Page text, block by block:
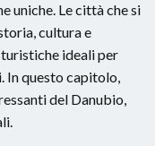
uniche. Le città che si
cultura e
ideali per
In questo capitolo,
del Danubio,